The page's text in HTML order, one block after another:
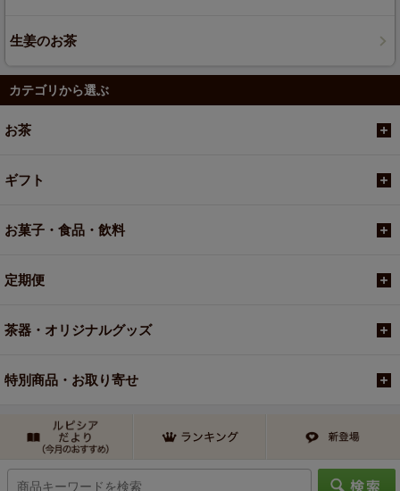
生姜のお茶
カテゴリから選ぶ
お茶
ギフト
お菓子・食品・飲料
定期便
茶器・オリジナルグッズ
特別商品・お取り寄せ